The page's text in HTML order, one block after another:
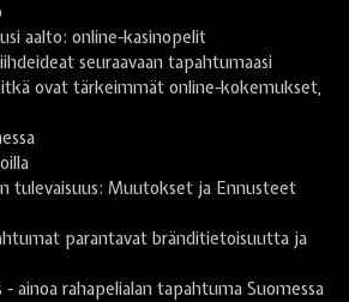
aalto: online-kasinopelit
seuraavaan tapahtumaasi
ovat tärkeimmät online-kokemukset,
tulevaisuus: Muutokset ja Ennusteet
parantavat bränditietoisuutta ja
- ainoa rahapelialan tapahtuma Suomessa